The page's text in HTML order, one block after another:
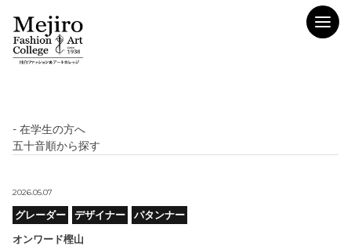
- 在学生の方へ
五十音順から探す
2026.05.07
グレーダー デザイナー
パタンナー
オンワード樫山